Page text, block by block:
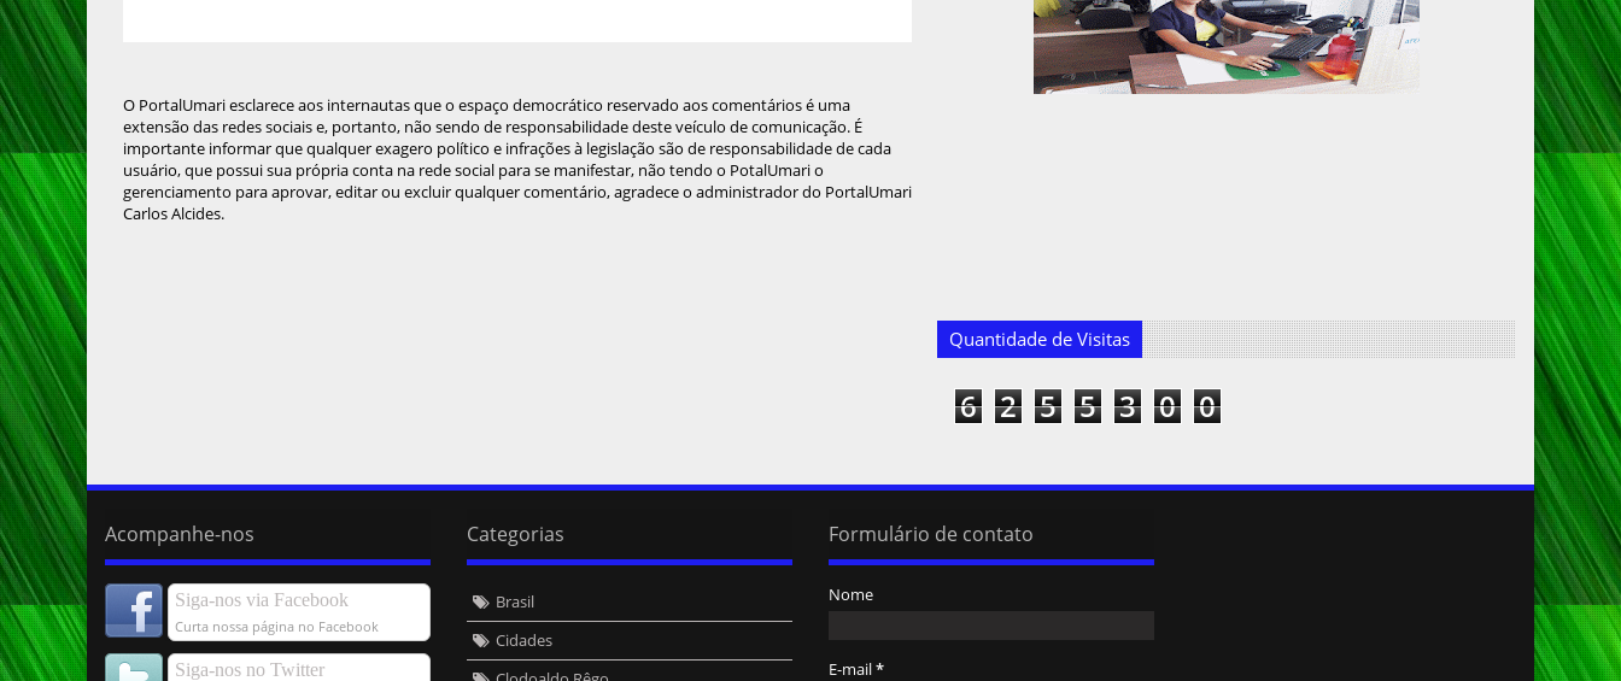
O PortalUmari esclarece aos internautas que o espaço democrático reservado aos comentários é uma
extensão das redes sociais e, portanto, não sendo de responsabilidade deste veículo de comunicação. É
importante informar que qualquer exagero político e infrações à legislação são de responsabilidade de cada
usuário, que possui sua própria conta na rede social para se manifestar, não tendo o PotalUmari o
gerenciamento para aprovar, editar ou excluir qualquer comentário, agradece o administrador do PortalUmari
Carlos Alcides.
Quantidade de Visitas
6 2 5 5 3 0 0
Acompanhe-nos
Siga-nos via Facebook
Curta nossa página no Facebook
Siga-nos no Twitter
Categorias
Brasil
Cidades
Formulário de contato
Nome
E-mail*